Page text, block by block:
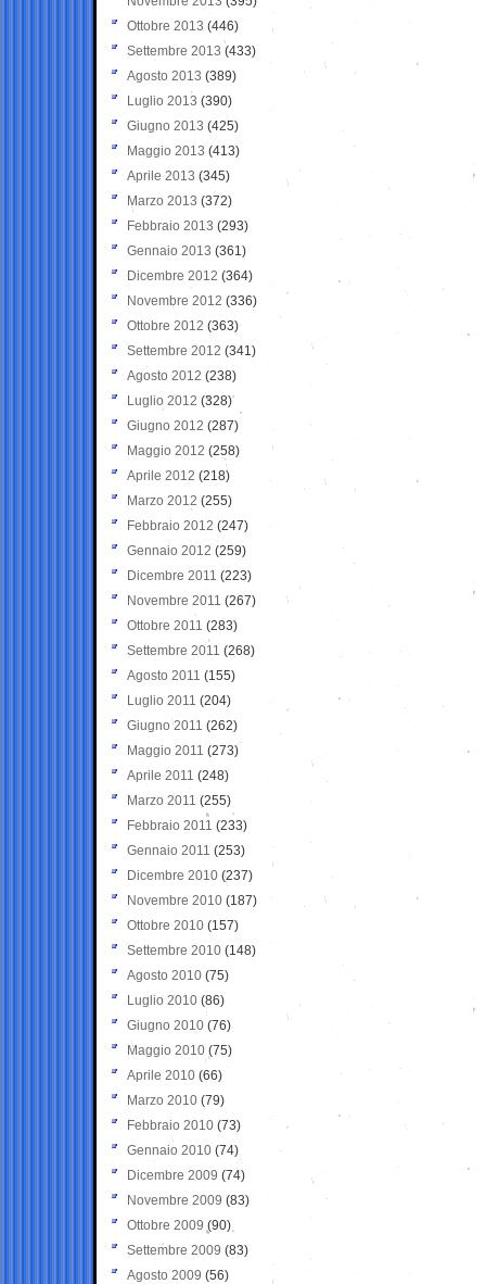
Ottobre 2013 (446)
Settembre 2013 (433)
Agosto 2013 (389)
Luglio 2013 (390)
Giugno 2013 (425)
Maggio 2013 (413)
Aprile 2013 (345)
Marzo 2013 (372)
Febbraio 2013 (293)
Gennaio 2013 (361)
Dicembre 2012 (364)
Novembre 2012 (336)
Ottobre 2012 (363)
Settembre 2012 (341)
Agosto 2012 (238)
Luglio 2012 (328)
Giugno 2012 (287)
Maggio 2012 (258)
Aprile 2012 (218)
Marzo 2012 (255)
Febbraio 2012 (247)
Gennaio 2012 (259)
Dicembre 2011 (223)
Novembre 2011 (267)
Ottobre 2011 (283)
Settembre 2011 (268)
Agosto 2011 (155)
Luglio 2011 (204)
Giugno 2011 (262)
Maggio 2011 (273)
Aprile 2011 (248)
Marzo 2011 (255)
Febbraio 2011 (233)
Gennaio 2011 (253)
Dicembre 2010 (237)
Novembre 2010 (187)
Ottobre 2010 (157)
Settembre 2010 (148)
Agosto 2010 (75)
Luglio 2010 (86)
Giugno 2010 (76)
Maggio 2010 (75)
Aprile 2010 (66)
Marzo 2010 (79)
Febbraio 2010 (73)
Gennaio 2010 (74)
Dicembre 2009 (74)
Novembre 2009 (83)
Ottobre 2009 (90)
Settembre 2009 (83)
Agosto 2009 (56)